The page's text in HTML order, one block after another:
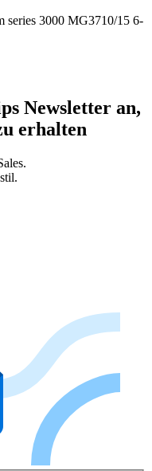
series 3000 MG3710/15 6-
Newsletter an,
erhalten